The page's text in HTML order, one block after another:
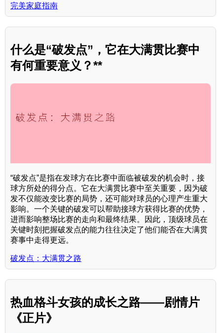
完美家庭指南
什么是“破发点”，它在大满贯比赛中
有何重要意义？**
“破发点”是指在发球方在比赛中面临被破发的机会时，接
球方所处的得分点。它在大满贯比赛中至关重要，因为破
发不仅能改变比赛的局势，还可能对球员的心理产生重大
影响。一个关键的破发可以帮助接球方获得比赛的优势，
进而影响整场比赛的走向和最终结果。因此，顶级球员在
关键时刻把握破发点的能力往往决定了他们能否在大满贯
赛事中走得更远。
破发点：大满贯之路
热血格斗女孩的成长之路——剧情片
《正片》